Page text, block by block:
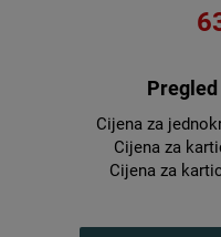
Cijena za
Cijena za
Cijena za